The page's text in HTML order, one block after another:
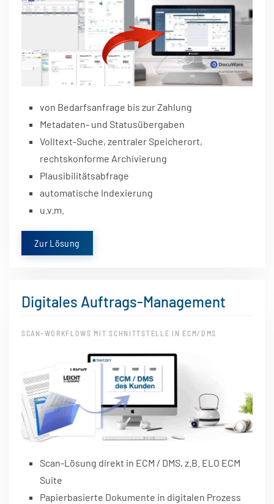
von Bedarfsanfrage bis zur Zahlung
Metadaten- und Statusübergaben
Volltext-Suche, zentraler Speicherort,
rechtskonforme Archivierung
Plausibilitätsabfrage
automatische Indexierung
u.v.m.
Zur Lösung
Digitales Auftrags-Management
SCAN-WORKFLOWS MIT SCHNITTSTELLE IN ECM/DMS
Scan-Lösung direkt in ECM / DMS, z.B. ELO ECM
Suite
Papierbasierte Dokumente in digitalen Prozess